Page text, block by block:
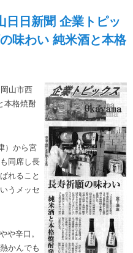
日日新聞 企業トピッ
味わい 純米酒と本格
山市西
本格焼酎
）から宮
同席し長
れること
うメッセ
や辛口。
かんでも